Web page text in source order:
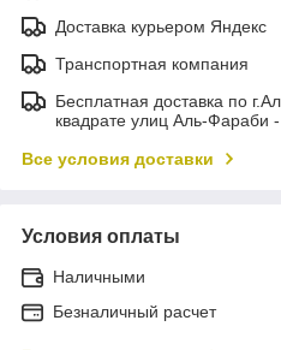
Доставка курьером Яндекс
Транспортная компания
Бесплатная доставка по
квадрате улиц Аль-
Все условия доставки
Условия оплаты
Наличными
Безналичный расчет